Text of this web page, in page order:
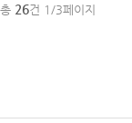
총 26건 1/3페이지